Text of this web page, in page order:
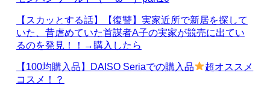
【スカッとする話】【復讐】実家近所で新居を探して
いた、昔虐めていた首謀者A子の実家が競売に出てい
るのを発見！！→購入したら
【100均購入品】DAISO Seriaでの購入品
超オススメ
コスメ！？